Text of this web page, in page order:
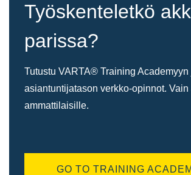
Työskenteletkö
parissa?
Tutustu VARTA® Training
asiantuntijatason verkko-opinnot. Vain
ammattilaisille.
GO TO TRAINING